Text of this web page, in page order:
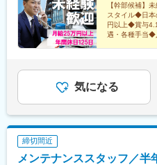
阪市長田東1-3-47★まずはお
幹部候補として事業や顧客
頂きます★異動には手厚い支
通勤OK／規定（面接時に詳細
【幹部候補】
スタイル◆日本
円以上◆賞与
遇・各種手当◆
気になる
締切間近
メンテナンススタッフ／半